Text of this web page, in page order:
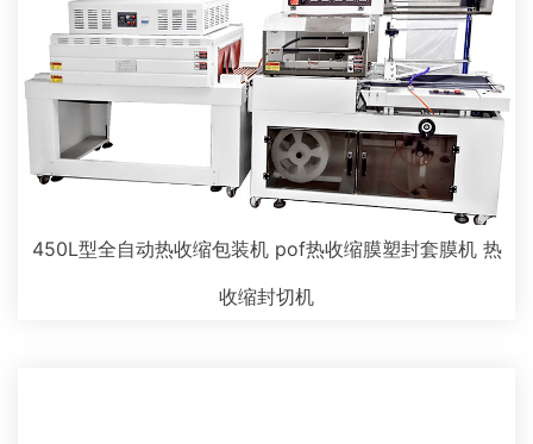
450L型全自动热收缩包装机 pof热收缩膜塑封套膜机 热
收缩封切机